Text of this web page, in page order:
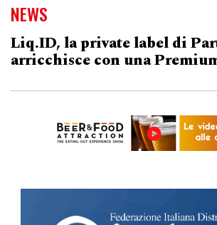
NEWS
Liq.ID, la private label di
arricchisce con una